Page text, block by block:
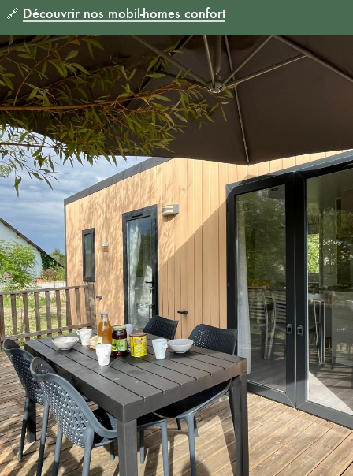
🔗 Découvrir nos mobil-homes confort